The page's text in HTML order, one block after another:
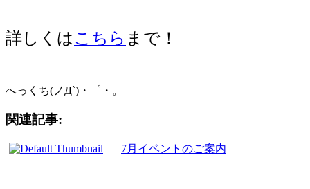
詳しくはこちら まで！
へっくち(ノД`)・゜・。
関連記事:
7月イベントのご案内